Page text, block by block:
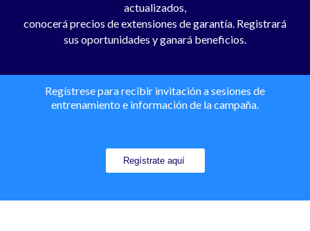
actualizados,
conocerá precios de extensiones de garantía. Registrará
sus oportunidades y ganará beneficios.
Regístrese para recibir invitación a sesiones de
entrenamiento e información de la campaña.
Regístrate aquí